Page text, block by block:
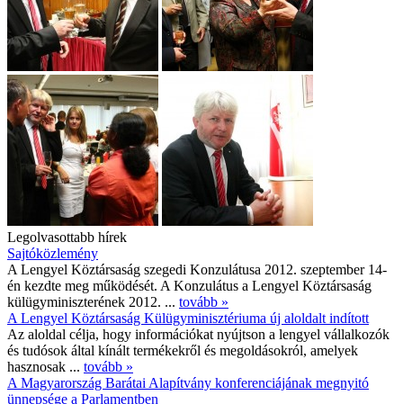
Legolvasottabb hírek
Sajtóközlemény
A Lengyel Köztársaság szegedi Konzulátusa 2012. szeptember 14-
én kezdte meg működését. A Konzulátus a Lengyel Köztársaság
külügyminiszterének 2012. ... tovább »
A Lengyel Köztársaság Külügyminisztériuma új aloldalt indított
Az aloldal célja, hogy információkat nyújtson a lengyel vállalkozók
és tudósok által kínált termékekről és megoldásokról, amelyek
hasznosak ... tovább »
A Magyarország Barátai Alapítvány konferenciájának megnyitó
ünnepsége a Parlamentben